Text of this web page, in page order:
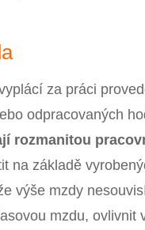
za práci
odpracovaných
rozmanitou
na základě
výše mzdy
mzdu, ovlivnit